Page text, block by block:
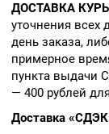
ДОСТАВКА
уточнения всех
день заказа,
примерное
пункта выдачи
— 400 рублей
Доставка